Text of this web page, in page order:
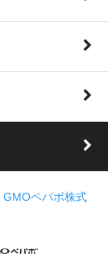
GMOペパボ株式